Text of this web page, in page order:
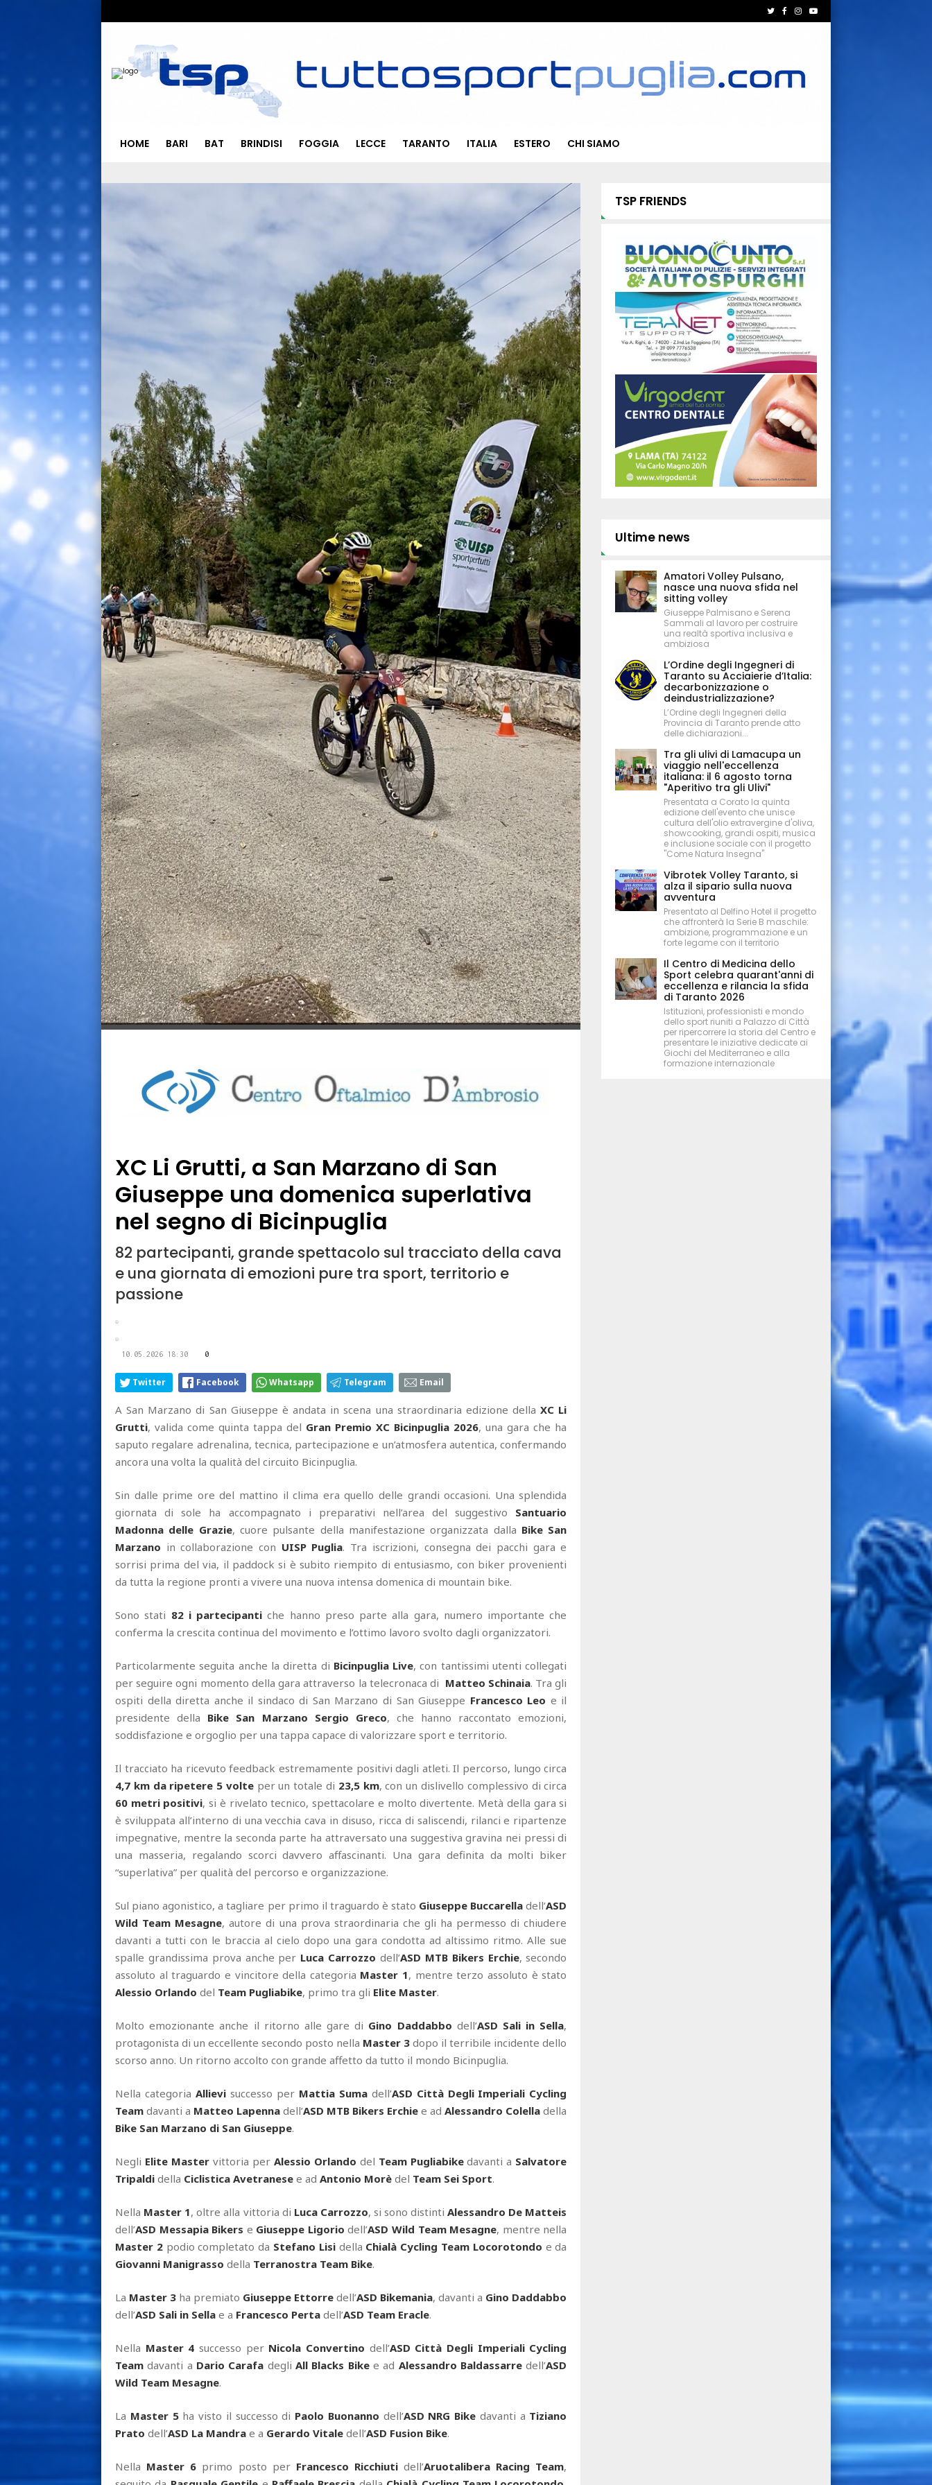
HOME BARI BAT BRINDISI FOGGIA LECCE TARANTO ITALIA ESTERO CHI SIAMO
XC Li Grutti, a San Marzano di San
Giuseppe una domenica superlativa
nel segno di Bicinpuglia
82 partecipanti, grande spettacolo sul tracciato della cava
e una giornata di emozioni pure tra sport, territorio e
passione
10.05.2026 18:30 0
Twitter Facebook Whatsapp Telegram Email
A San Marzano di San Giuseppe è andata in scena una straordinaria edizione dellaXC Li
Grutti, valida come quinta tappa del Gran Premio XC Bicinpuglia 2026, una gara che ha
saputo regalare adrenalina, tecnica, partecipazione e un’atmosfera autentica, confermando
ancora una volta la qualità del circuito Bicinpuglia.
Sin dalle prime ore del mattino il clima era quello delle grandi occasioni. Una splendida
giornata di sole ha accompagnato i preparativi nell’area del suggestivo Santuario
Madonna delle Grazie, cuore pulsante della manifestazione organizzata dalla Bike San
Marzano in collaborazione con UISP Puglia. Tra iscrizioni, consegna dei pacchi gara e
sorrisi prima del via, il paddock si è subito riempito di entusiasmo, con biker provenienti
da tutta la regione pronti a vivere una nuova intensa domenica di mountain bike.
Sono stati 82 i partecipanti che hanno preso parte alla gara, numero importante che
conferma la crescita continua del movimento e l’ottimo lavoro svolto dagli organizzatori.
Particolarmente seguita anche la diretta di Bicinpuglia Live, con tantissimi utenti collegati
per seguire ogni momento della gara attraverso la telecronaca di Matteo Schinaia. Tra gli
ospiti della diretta anche il sindaco di San Marzano di San Giuseppe Francesco Leo e il
presidente della Bike San Marzano Sergio Greco, che hanno raccontato emozioni,
soddisfazione e orgoglio per una tappa capace di valorizzare sport e territorio.
Il tracciato ha ricevuto feedback estremamente positivi dagli atleti. Il percorso, lungo circa
4,7 km da ripetere 5 volteper un totale di 23,5 km, con un dislivello complessivo di circa
60 metri positivi, si è rivelato tecnico, spettacolare e molto divertente. Metà della gara si
è sviluppata all’interno di una vecchia cava in disuso, ricca di saliscendi, rilanci e ripartenze
impegnative, mentre la seconda parte ha attraversato una suggestiva gravina nei pressi di
una masseria, regalando scorci davvero affascinanti. Una gara definita da molti biker
“superlativa” per qualità del percorso e organizzazione.
Sul piano agonistico, a tagliare per primo il traguardo è stato Giuseppe Buccarella dell’ASD
Wild Team Mesagne, autore di una prova straordinaria che gli ha permesso di chiudere
davanti a tutti con le braccia al cielo dopo una gara condotta ad altissimo ritmo. Alle sue
spalle grandissima prova anche per Luca Carrozzo dell’ASD MTB Bikers Erchie, secondo
assoluto al traguardo e vincitore della categoria Master 1, mentre terzo assoluto è stato
Alessio Orlando del Team Pugliabike, primo tra gli Elite Master.
Molto emozionante anche il ritorno alle gare di Gino Daddabbo dell’ASD Sali in Sella,
protagonista di un eccellente secondo posto nella Master 3 dopo il terribile incidente dello
scorso anno. Un ritorno accolto con grande affetto da tutto il mondo Bicinpuglia.
Nella categoria Allievisuccesso per Mattia Sumadell’ASD Città Degli Imperiali Cycling
Team davanti a Matteo Lapenna dell’ASD MTB Bikers Erchie e adAlessandro Colella della
Bike San Marzano di San Giuseppe.
Negli Elite Mastervittoria per Alessio Orlando del Team Pugliabikedavanti a Salvatore
Tripaldi della Ciclistica Avetranese e ad Antonio Morè del Team Sei Sport.
Nella Master 1, oltre alla vittoria di Luca Carrozzo, si sono distintiAlessandro De Matteis
dell’ASD Messapia Bikers e Giuseppe Ligorio dell’ASD Wild Team Mesagne, mentre nella
Master 2podio completato da Stefano Lisidella Chialà Cycling Team Locorotondo e da
Giovanni Manigrasso della Terranostra Team Bike.
La Master 3 ha premiato Giuseppe Ettorre dell’ASD Bikemania, davanti a Gino Daddabbo
dell’ASD Sali in Sella e a Francesco Perta dell’ASD Team Eracle.
Nella Master 4 successo per Nicola Convertino dell’ASD Città Degli Imperiali Cycling
Team davanti a Dario Carafa degliAll Blacks Bikee ad Alessandro Baldassarre dell’ASD
Wild Team Mesagne.
La Master 5ha visto il successo di Paolo Buonanno dell’ASD NRG Bike davanti a Tiziano
Prato dell’ASD La Mandra e a Gerardo Vitale dell’ASD Fusion Bike.
Nella Master 6 primo posto per Francesco Ricchiutidell’Aruotalibera Racing Team,
TSP FRIENDS
Ultime news
Amatori Volley Pulsano,
nasce una nuova sfida nel
sitting volley
Giuseppe Palmisano e Serena
Sammali al lavoro per costruire
una realtà sportiva inclusiva e
ambiziosa
L’Ordine degli Ingegneri di
Taranto su Acciaierie d’Italia:
decarbonizzazione o
deindustrializzazione?
L’Ordine degli Ingegneri della
Provincia di Taranto prende atto
delle dichiarazioni...
Tra gli ulivi di Lamacupa un
viaggio nell'eccellenza
italiana: il 6 agosto torna
"Aperitivo tra gli Ulivi"
Presentata a Corato la quinta
edizione dell'evento che unisce
cultura dell'olio extravergine d'oliva,
showcooking, grandi ospiti, musica
e inclusione sociale con il progetto
"Come Natura Insegna"
Vibrotek Volley Taranto, si
alza il sipario sulla nuova
avventura
Presentato al Delfino Hotel il progetto
che affronterà la Serie B maschile:
ambizione, programmazione e un
forte legame con il territorio
Il Centro di Medicina dello
Sport celebra quarant'anni di
eccellenza e rilancia la sfida
di Taranto 2026
Istituzioni, professionisti e mondo
dello sport riuniti a Palazzo di Città
per ripercorrere la storia del Centro e
presentare le iniziative dedicate ai
Giochi del Mediterraneo e alla
formazione internazionale